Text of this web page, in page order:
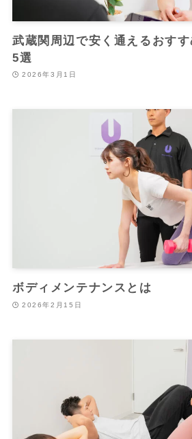
武蔵関周辺で安く通えるおす
5選
2026年3月1日
ボディメンテナンスとは
2026年2月15日